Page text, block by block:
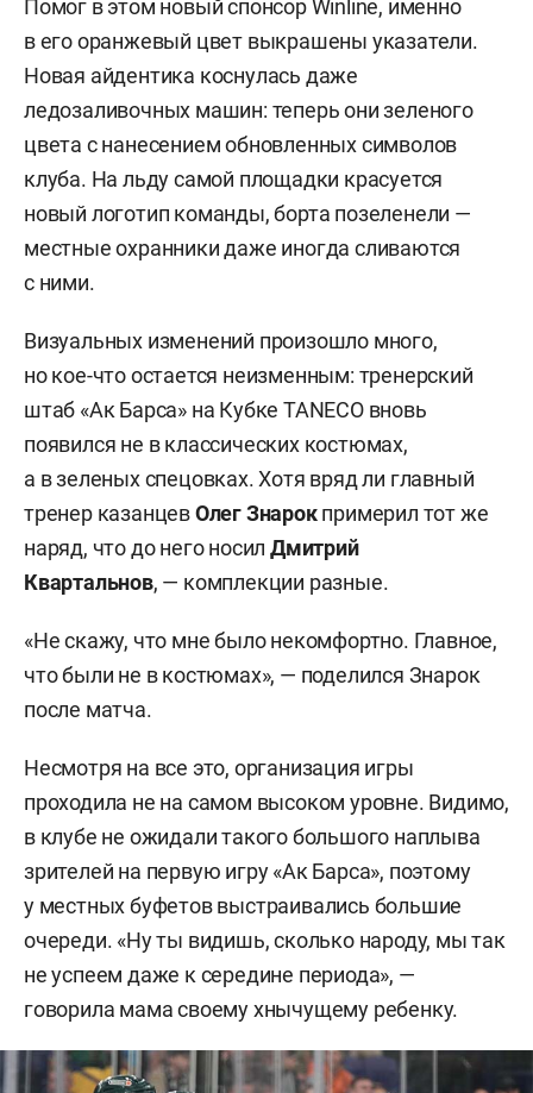
Помог в этом новый спонсор Winline, именно
в его оранжевый цвет выкрашены указатели.
Новая айдентика коснулась даже
ледозаливочных машин: теперь они зеленого
цвета с нанесением обновленных символов
клуба. На льду самой площадки красуется
новый логотип команды, борта позеленели —
местные охранники даже иногда сливаются
с ними.
Визуальных изменений произошло много,
но кое-что остается неизменным: тренерский
штаб «Ак Барса» на Кубке TANECO вновь
появился не в классических костюмах,
а в зеленых спецовках. Хотя вряд ли главный
тренер казанцевОлег Знарокпримерил тот же
наряд, что до него носилДмитрий
Квартальнов, — комплекции разные.
«Не скажу, что мне было некомфортно. Главное,
что были не в костюмах», — поделился Знарок
после матча.
Несмотря на все это, организация игры
проходила не на самом высоком уровне. Видимо,
в клубе не ожидали такого большого наплыва
зрителей на первую игру «Ак Барса», поэтому
у местных буфетов выстраивались большие
очереди. «Ну ты видишь, сколько народу, мы так
не успеем даже к середине периода», —
говорила мама своему хнычущему ребенку.